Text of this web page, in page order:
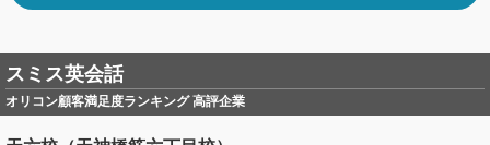
スミス英会話
オリコン顧客満足度ランキング 高評企業